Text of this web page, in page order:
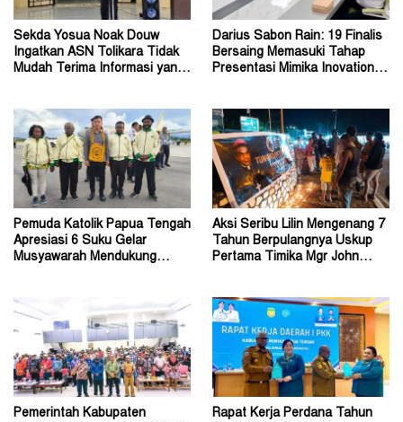
Sekda Yosua Noak Douw
Ingatkan ASN Tolikara Tidak
Mudah Terima Informasi yang
Darius Sabon Rain: 19 Finalis
Bersaing Memasuki Tahap
Presentasi Mimika Inovation
Pemuda Katolik Papua Tengah
Apresiasi 6 Suku Gelar
Musyawarah Mendukung
Aksi Seribu Lilin Mengenang 7
Tahun Berpulangnya Uskup
Pertama Timika Mgr John
Pemerintah Kabupaten
Rapat Kerja Perdana Tahun